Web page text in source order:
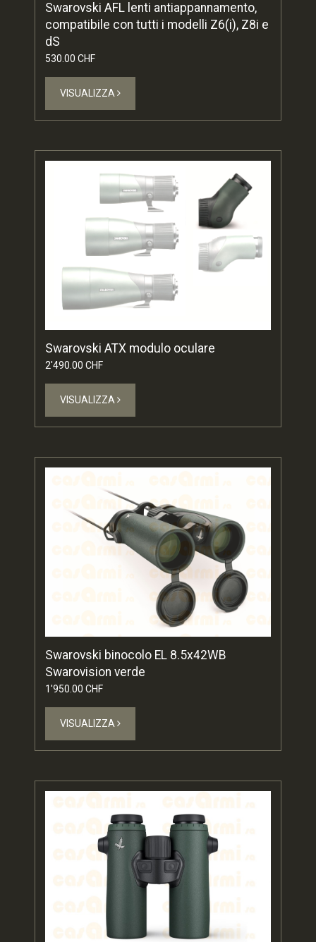
Swarovski AFL lenti antiappannamento,
compatibile con tutti i modelli Z6(i), Z8i e
dS
530.00 CHF
VISUALIZZA
Swarovski ATX modulo oculare
2'490.00 CHF
VISUALIZZA
Swarovski binocolo EL 8.5x42WB
Swarovision verde
1'950.00 CHF
VISUALIZZA